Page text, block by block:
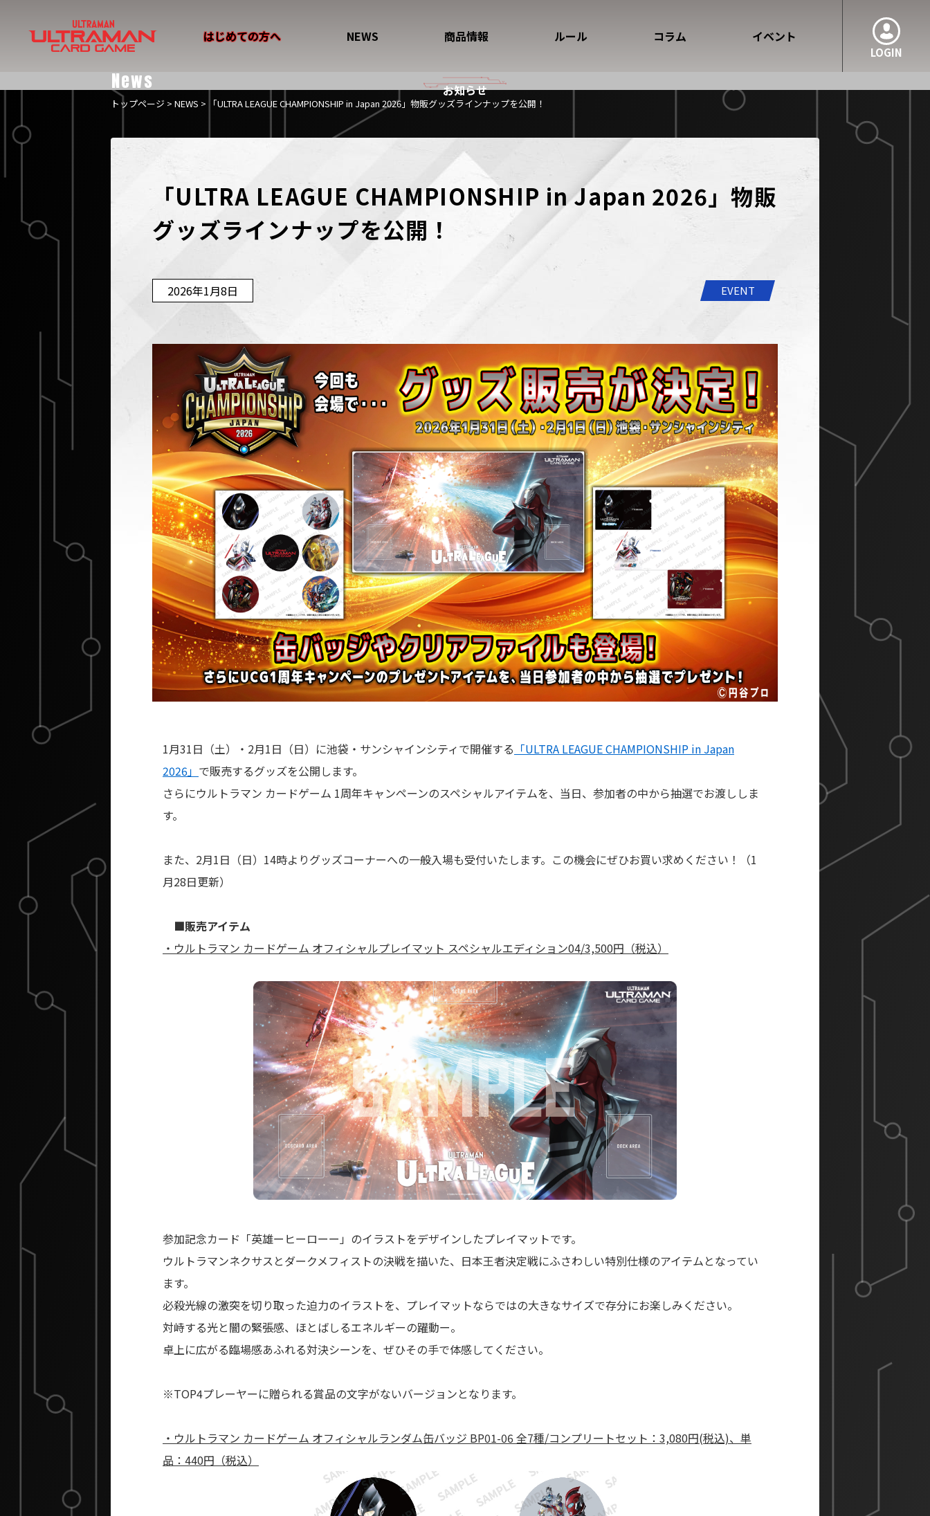
LOGIN
はじめての方へ NEWS 商品情報 ルール コラム イベント
News お知らせ
トップページ > NEWS > 「ULTRA LEAGUE CHAMPIONSHIP in Japan 2026」物販グッズラインナップを公開！
「ULTRA LEAGUE CHAMPIONSHIP in Japan 2026」物販
グッズラインナップを公開！
2026年1月8日 EVENT
1月31日（土）・2月1日（日）に池袋・サンシャインシティで開催する 「ULTRA LEAGUE CHAMPIONSHIP in Japan
2026」 で販売するグッズを公開します。
さらにウルトラマン カードゲーム 1周年キャンペーンのスペシャルアイテムを、当日、参加者の中から抽選でお渡ししま
す。
また、2月1日（日）14時よりグッズコーナーへの一般入場も受付いたします。この機会にぜひお買い求めください！（1
月28日更新）
■販売アイテム
・ウルトラマン カードゲーム オフィシャルプレイマット スペシャルエディション04/3,500円（税込）
参加記念カード「英雄ーヒーローー」のイラストをデザインしたプレイマットです。
ウルトラマンネクサスとダークメフィストの決戦を描いた、日本王者決定戦にふさわしい特別仕様のアイテムとなってい
ます。
必殺光線の激突を切り取った迫力のイラストを、プレイマットならではの大きなサイズで存分にお楽しみください。
対峙する光と闇の緊張感、ほとばしるエネルギーの躍動ー。
卓上に広がる臨場感あふれる対決シーンを、ぜひその手で体感してください。
※TOP4プレーヤーに贈られる賞品の文字がないバージョンとなります。
・ウルトラマン カードゲーム オフィシャルランダム缶バッジ BP01-06 全7種/コンプリートセット：3,080円(税込)、単
品：440円（税込）